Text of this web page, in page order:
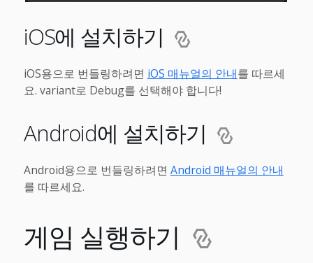
iOS에 설치하기
iOS용으로 번들링하려면 iOS 매뉴얼의 안내를 따르세
요. variant로 Debug를 선택해야 합니다!
Android에 설치하기
Android용으로 번들링하려면 Android 매뉴얼의 안내
를 따르세요.
게임 실행하기